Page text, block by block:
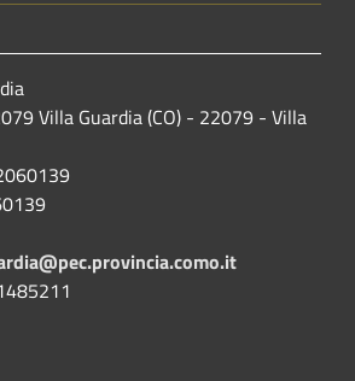
Villa Guardia (CO) - 22079 - Villa